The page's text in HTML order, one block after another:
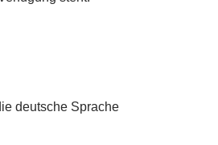
deutsche Sprache